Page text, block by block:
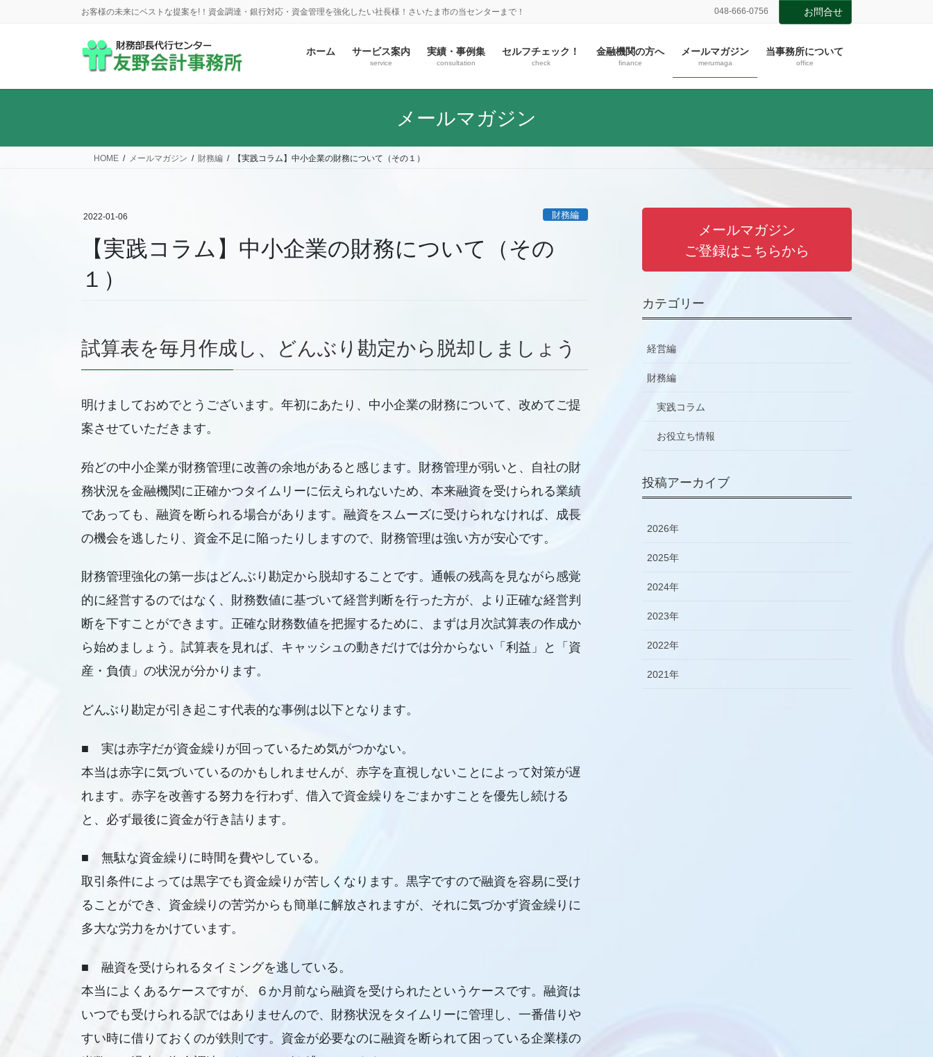
に
ョ
お客様の未来にベストな提案を!！資金調達・銀行対応・資金管理を強化したい社長様！さいたま市の当センターまで！ 048-666-0756 お問合せ
ホーム サービス案内
service
実績・事例集
consultation
セルフチェック！
check
金融機関の方へ
finance
メールマガジン
merumaga
当事務所について
office
メールマガジン
HOME メールマガジン 財務編 【実践コラム】中小企業の財務について（その１）
2022-01-06 財務編
【実践コラム】中小企業の財務について（その
１）
試算表を毎月作成し、どんぶり勘定から脱却しましょう
明けましておめでとうございます。年初にあたり、中小企業の財務について、改めてご提
案させていただきます。
殆どの中小企業が財務管理に改善の余地があると感じます。財務管理が弱いと、自社の財
務状況を金融機関に正確かつタイムリーに伝えられないため、本来融資を受けられる業績
であっても、融資を断られる場合があります。融資をスムーズに受けられなければ、成長
の機会を逃したり、資金不足に陥ったりしますので、財務管理は強い方が安心です。
財務管理強化の第一歩はどんぶり勘定から脱却することです。通帳の残高を見ながら感覚
的に経営するのではなく、財務数値に基づいて経営判断を行った方が、より正確な経営判
断を下すことができます。正確な財務数値を把握するために、まずは月次試算表の作成か
ら始めましょう。試算表を見れば、キャッシュの動きだけでは分からない「利益」と「資
産・負債」の状況が分かります。
どんぶり勘定が引き起こす代表的な事例は以下となります。
■ 実は赤字だが資金繰りが回っているため気がつかない。
本当は赤字に気づいているのかもしれませんが、赤字を直視しないことによって対策が遅
れます。赤字を改善する努力を行わず、借入で資金繰りをごまかすことを優先し続ける
と、必ず最後に資金が行き詰ります。
■ 無駄な資金繰りに時間を費やしている。
取引条件によっては黒字でも資金繰りが苦しくなります。黒字ですので融資を容易に受け
ることができ、資金繰りの苦労からも簡単に解放されますが、それに気づかず資金繰りに
多大な労力をかけています。
■ 融資を受けられるタイミングを逃している。
本当によくあるケースですが、６か月前なら融資を受けられたというケースです。融資は
いつでも受けられる訳ではありませんので、財務状況をタイムリーに管理し、一番借りや
すい時に借りておくのが鉄則です。資金が必要なのに融資を断られて困っている企業様の
メールマガジン
ご登録はこちらから
カテゴリー
経営編
財務編
実践コラム
お役立ち情報
投稿アーカイブ
2026年
2025年
2024年
2023年
2022年
2021年